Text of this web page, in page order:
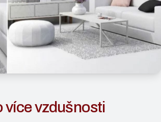
více vzdušnosti